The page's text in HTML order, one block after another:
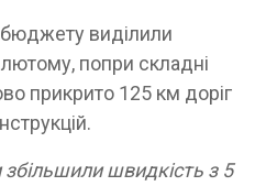
бюджету виділили
попри складні
прикрито 125 км доріг
швидкість з 5